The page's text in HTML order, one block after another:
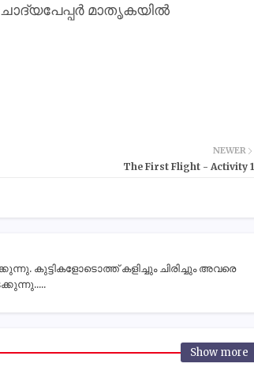
മാതൃകയിൽ
NEWER
The First Flight - Activity 1
കുട്ടികളോടൊത്ത് കളിച്ചും ചിരിച്ചും അവരെ
Show more